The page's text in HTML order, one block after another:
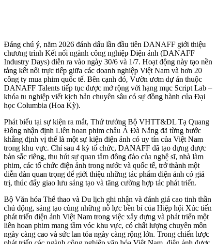
Đáng chú ý, năm 2026 đánh dấu lần đầu tiên DANAFF giới thiệu
chương trình Kết nối ngành công nghiệp Điện ảnh (DANAFF
Industry Days) diễn ra vào ngày 30/6 và 1/7. Hoạt động này tạo nền
tảng kết nối trực tiếp giữa các doanh nghiệp Việt Nam và hơn 20
công ty mua phim quốc tế. Bên cạnh đó, Vườn ươm dự án thuộc
DANAFF Talents tiếp tục được mở rộng với hạng mục Script Lab –
khóa tu nghiệp viết kịch bản chuyên sâu có sự đồng hành của Đại
học Columbia (Hoa Kỳ).
Phát biểu tại sự kiện ra mắt, Thứ trưởng Bộ VHTT&DL Tạ Quang
Đông nhận định Liên hoan phim châu Á Đà Nẵng đã từng bước
khẳng định vị thế là một sự kiện điện ảnh có uy tín của Việt Nam
trong khu vực. Chỉ sau 4 kỳ tổ chức, DANAFF đã tạo dựng được
bản sắc riêng, thu hút sự quan tâm đông đảo của nghệ sĩ, nhà làm
phim, các tổ chức điện ảnh trong nước và quốc tế, trở thành một
diễn đàn quan trọng để giới thiệu những tác phẩm điện ảnh có giá
trị, thúc đẩy giao lưu sáng tạo và tăng cường hợp tác phát triển.
Bộ Văn hóa Thể thao và Du lịch ghi nhận và đánh giá cao tinh thần
chủ động, sáng tạo cùng những nỗ lực bền bỉ của Hiệp hội Xúc tiến
phát triển điện ảnh Việt Nam trong việc xây dựng và phát triển một
liên hoan phim mang tầm vóc khu vực, có chất lượng chuyên môn
ngày càng cao và sức lan tỏa ngày càng rộng lớn. Trong chiến lược